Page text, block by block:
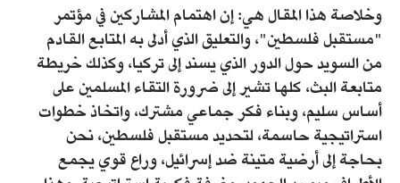
وخلاصة هذا المقال هي: إن اهتمام المشاركين في مؤتمر
"مستقبل فلسطين"، والتعليق الذي أدلى به المتابع القادم
من السويد حول الدور الذي يسند إلى تركيا، وكذلك خريطة
متابعة البث، كلها تشير إلى ضرورة التقاء المسلمين على
أساس سليم، وبناء فكر جماعي مشترك، واتخاذ خطوات
استراتيجية حاسمة، لتحديد مستقبل فلسطين، نحن
بحاجة إلى أرضية متينة ضد إسرائيل، وراع قوي يجمع